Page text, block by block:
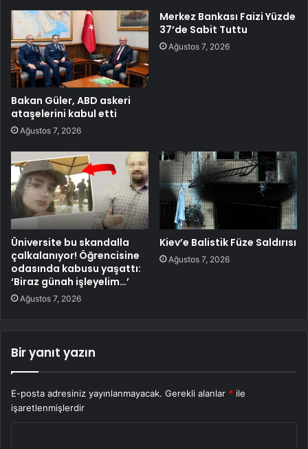
Bakan Güler, ABD askeri
ataşelerini kabul etti
Ağustos 7, 2026
Merkez Bankası Faizi Yüzde
37’de Sabit Tuttu
Ağustos 7, 2026
Üniversite bu skandalla
çalkalanıyor! Öğrencisine
odasında kabusu yaşattı:
‘Biraz günah işleyelim…’
Ağustos 7, 2026
Kiev’e Balistik Füze Saldırısı
Ağustos 7, 2026
Bir yanıt yazın
E-posta adresiniz yayınlanmayacak. Gerekli alanlar * ile
işaretlenmişlerdir